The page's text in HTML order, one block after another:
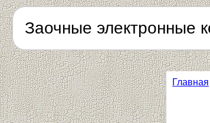
Заочные электронные
Главная